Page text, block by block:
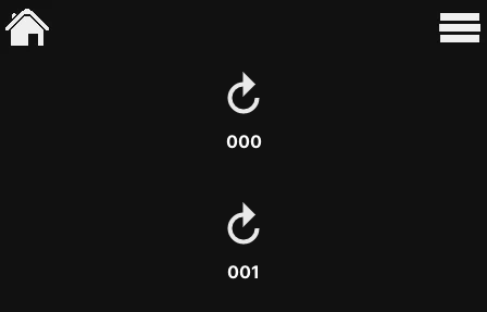
000
001